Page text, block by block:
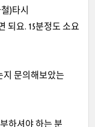
)타시
되요. 15분정도 소요
지 문의해보았는
하셔야 하는 분